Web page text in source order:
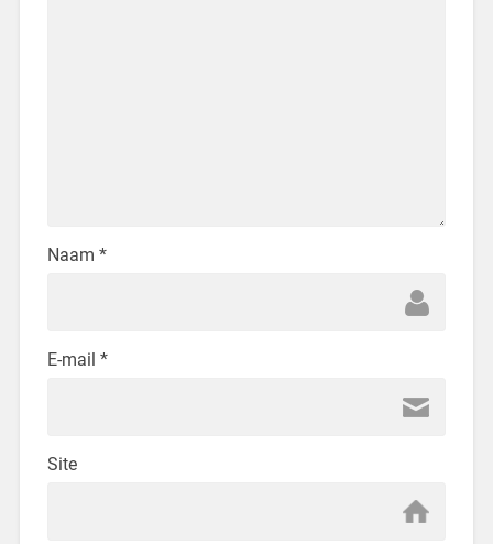
Naam *
E-mail *
Site